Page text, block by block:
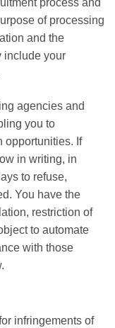
of processing
and the
include your
agencies and
you to
opportunities. If
in writing, in
to refuse,
You have the
restriction of
to automate
with those
infringements of